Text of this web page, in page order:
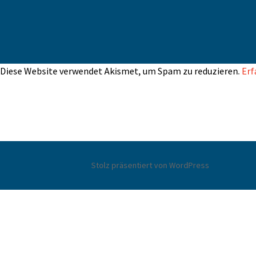
Diese Website verwendet Akismet, um Spam zu reduzieren.
Stolz präsentiert von WordPress